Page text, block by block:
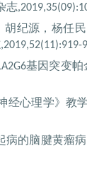
志
胡纪源，杨任民
,2019,52(11):919-
基因突变帕
经心理学》教
病的脑腱黄瘤